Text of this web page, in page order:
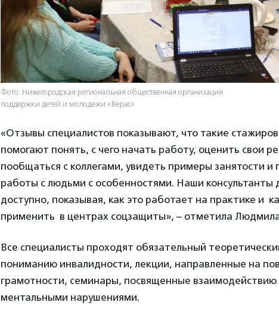
Фото: Нижегородская региональная общественная организация
поддержки детей и молодежи «Верас»
«Отзывы специалистов показывают, что такие
помогают понять, с чего начать работу, оценить свои
пообщаться с коллегами, увидеть примеры занятости и
работы с людьми с особенностями. Наши консультанты
доступно, показывая, как это работает на практике и
применить в центрах соцзащиты», – отметила
Все специалисты проходят обязательный
пониманию инвалидности, лекции, направленные на
грамотности, семинары, посвященные взаимодействию
ментальными нарушениями.